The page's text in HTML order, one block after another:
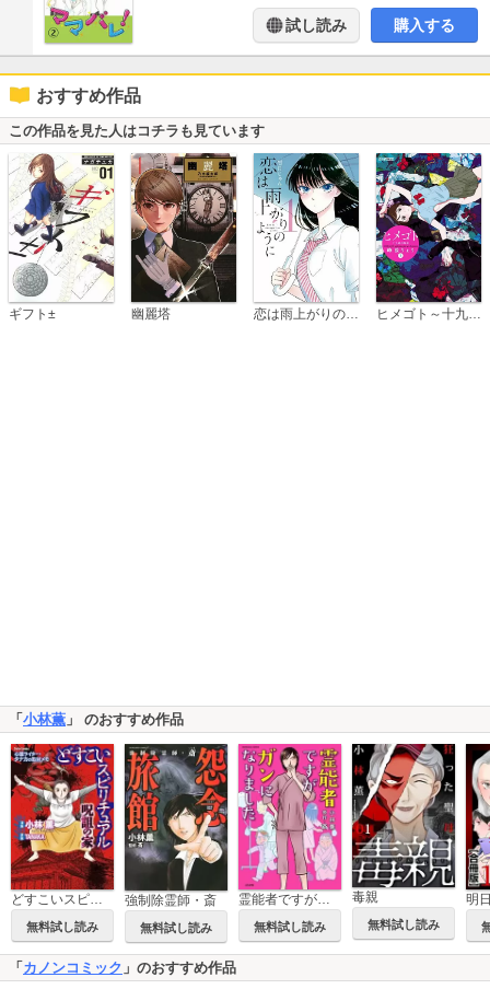
試し読み 購入する
おすすめ作品
この作品を見た人はコチラも見ています
ギフト± 幽麗塔 ヒメゴト～十九歳の制服～
「 小林薫 」 のおすすめ作品
どすこいスピリチュアル
無料試し読み
強制除霊師・斎
無料試し読み
霊能者ですがガンになりました
無料試し読み
毒親
無料試し読み
「 カノンコミック 」のおすすめ作品